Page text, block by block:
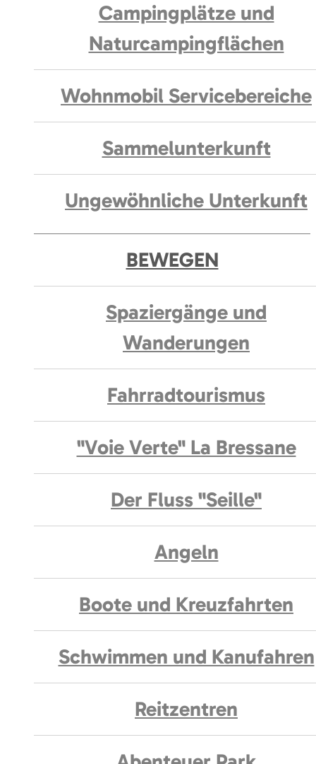
Campingplätze und
Naturcampingflächen
Wohnmobil Servicebereiche
Sammelunterkunft
Ungewöhnliche Unterkunft
BEWEGEN
Spaziergänge und
Wanderungen
Fahrradtourismus
"Voie Verte" La Bressane
Der Fluss "Seille"
Angeln
Boote und Kreuzfahrten
Schwimmen und Kanufahren
Reitzentren